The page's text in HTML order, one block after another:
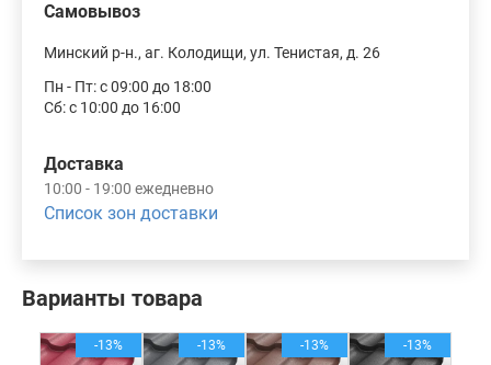
Варианты товара
-13% -13% -13% -13%
Самовывоз
Минский р-н., аг. Колодищи, ул. Тенистая, д. 26
Пн - Пт: с 09:00 до 18:00
Сб: с 10:00 до 16:00
Доставка
10:00 - 19:00 ежедневно
Список зон доставки